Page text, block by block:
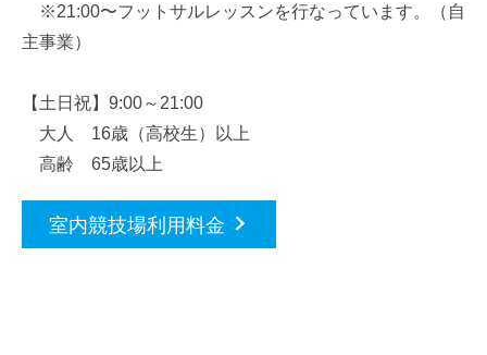
※21:00〜フットサルレッスンを行なっています。（自
主事業）
【土日祝】9:00～21:00
大人 16歳（高校生）以上
高齢 65歳以上
室内競技場利用料金